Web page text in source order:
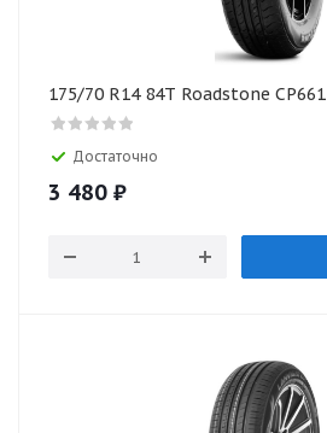
175/70 R14 84T Roadstone CP661
Достаточно
3 480 ₽